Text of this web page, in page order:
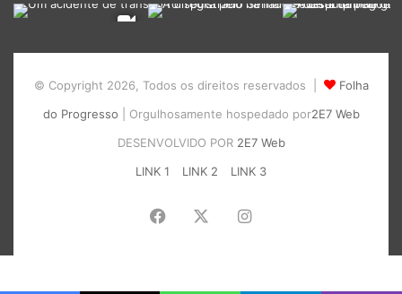
© Copyright 2026, Todos os direitos reservados |
Folha
do Progresso | Orgulhosamente hospedado por2E7 Web
DESENVOLVIDO POR 2E7 Web
LINK 1
LINK 2 LINK 3
Facebook Instagram